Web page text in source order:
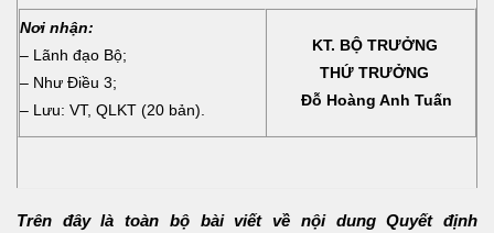
Nơi nhận:
– Lãnh đạo Bộ;
– Như Điều 3;
– Lưu: VT, QLKT (20 bản).
KT. BỘ TRƯỞNG
THỨ TRƯỞNG
Đỗ Hoàng Anh Tuấn
Trên đây là toàn bộ bài viết về nội dung Quyết định